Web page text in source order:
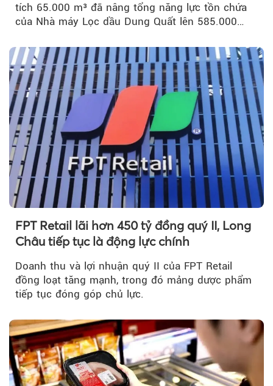
tích 65.000 m³ đã nâng tổng năng lực tồn chứa
của Nhà máy Lọc dầu Dung Quất lên 585.000
FPT Retail lãi hơn 450 tỷ đồng quý II, Long
Châu tiếp tục là động lực chính
Doanh thu và lợi nhuận quý II của FPT Retail
đồng loạt tăng mạnh, trong đó mảng dược phẩm
tiếp tục đóng góp chủ lực.